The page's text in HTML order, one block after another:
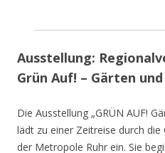
Ausstellung:
Grün Auf! – Gärten
Die Ausstellung „GRÜN AUF!
lädt zu einer Zeitreise durch
der Metropole Ruhr ein. Sie